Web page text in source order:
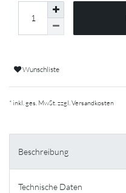
Wunschliste
* inkl. ges. MwSt. zzgl. Versandkosten
Beschreibung
Technische Daten